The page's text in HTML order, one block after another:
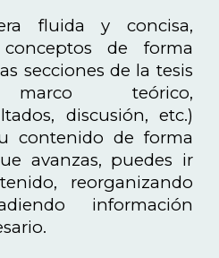
fluida y concisa,
de forma
secciones de la tesis
marco teórico,
discusión, etc.)
contenido de forma
avanzas, puedes ir
reorganizando
información